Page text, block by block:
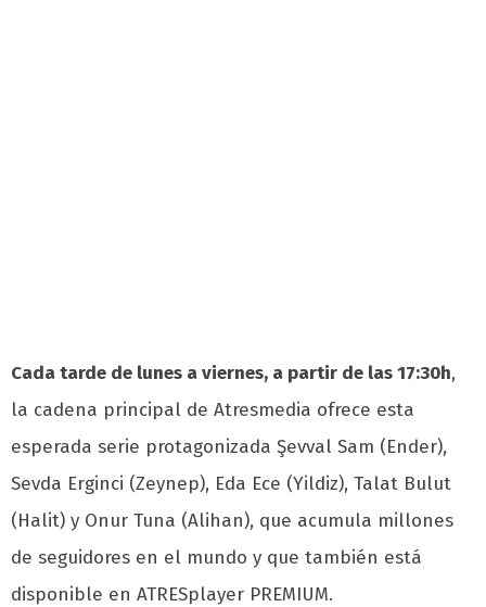
Cada tarde de lunes a viernes, a partir de las 17:30h,
la cadena principal de Atresmedia ofrece esta
esperada serie protagonizada Şevval Sam (Ender),
Sevda Erginci (Zeynep), Eda Ece (Yildiz), Talat Bulut
(Halit) y Onur Tuna (Alihan), que acumula millones
de seguidores en el mundo y que también está
disponible en ATRESplayer PREMIUM.